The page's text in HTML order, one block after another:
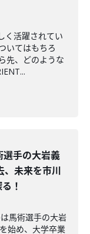
く活躍されてい
いてはもちろ
先、どのような
手の大岩義
、未来を市川
！
馬術選手の大岩
始め、大学卒業